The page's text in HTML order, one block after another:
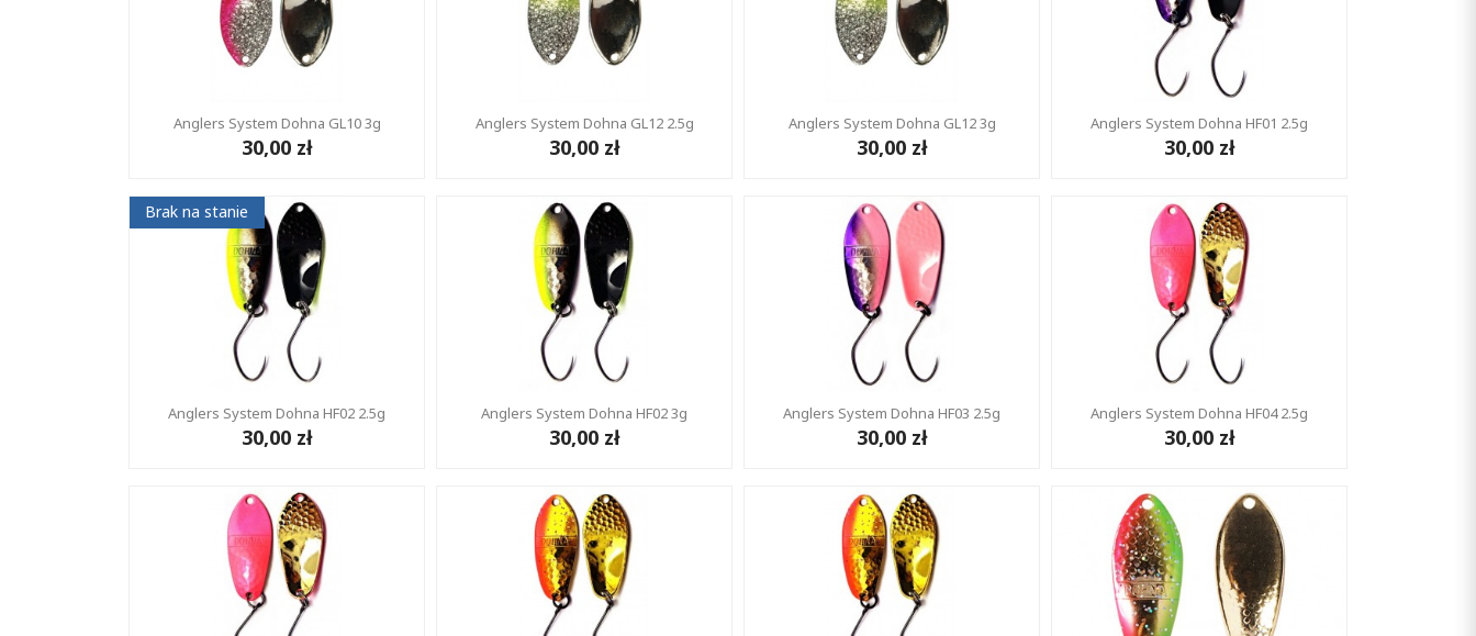
Anglers System Dohna GL10 3g
30,00 zł
Anglers System Dohna GL12 2.5g
30,00 zł
Anglers System Dohna GL12 3g
30,00 zł
Anglers System Dohna HF01 2.5g
30,00 zł
Brak na stanie
Anglers System Dohna HF02 2.5g
30,00 zł
Anglers System Dohna HF02 3g
30,00 zł
Anglers System Dohna HF03 2.5g
30,00 zł
Anglers System Dohna HF04 2.5g
30,00 zł